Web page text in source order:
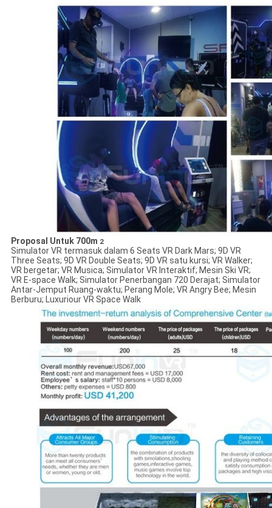
Proposal Untuk 700m 2
Simulator VR termasuk dalam 6 Seats VR Dark Mars; 9D VR
Three Seats; 9D VR Double Seats; 9D VR satu kursi; VR Walker;
VR bergetar; VR Musica; Simulator VR Interaktif; Mesin Ski VR;
VR E-space Walk; Simulator Penerbangan 720 Derajat; Simulator
Antar-Jemput Ruang-waktu; Perang Mole; VR Angry Bee; Mesin
Berburu; Luxuriour VR Space Walk